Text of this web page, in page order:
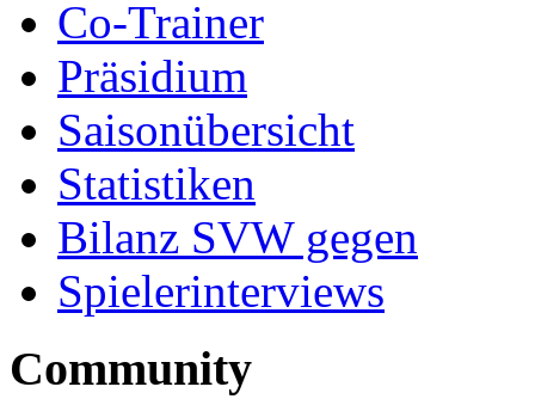
Co-Trainer
Präsidium
Saisonübersicht
Statistiken
Bilanz SVW gegen
Spielerinterviews
Community